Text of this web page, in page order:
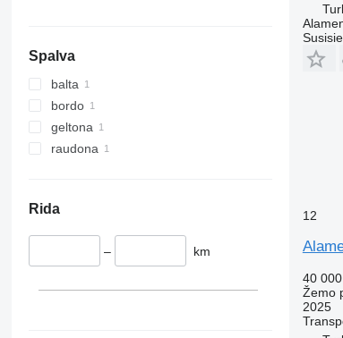
Spalva
balta
bordo
geltona
raudona
Rida
– km
12
40
Žemo
2025